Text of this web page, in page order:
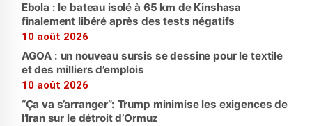
Ebola : le bateau isolé à 65 km de Kinshasa
finalement libéré après des tests négatifs
10 août 2026
AGOA : un nouveau sursis se dessine pour le textile
et des milliers d’emplois
10 août 2026
“Ça va s’arranger”: Trump minimise les exigences de
l’Iran sur le détroit d’Ormuz